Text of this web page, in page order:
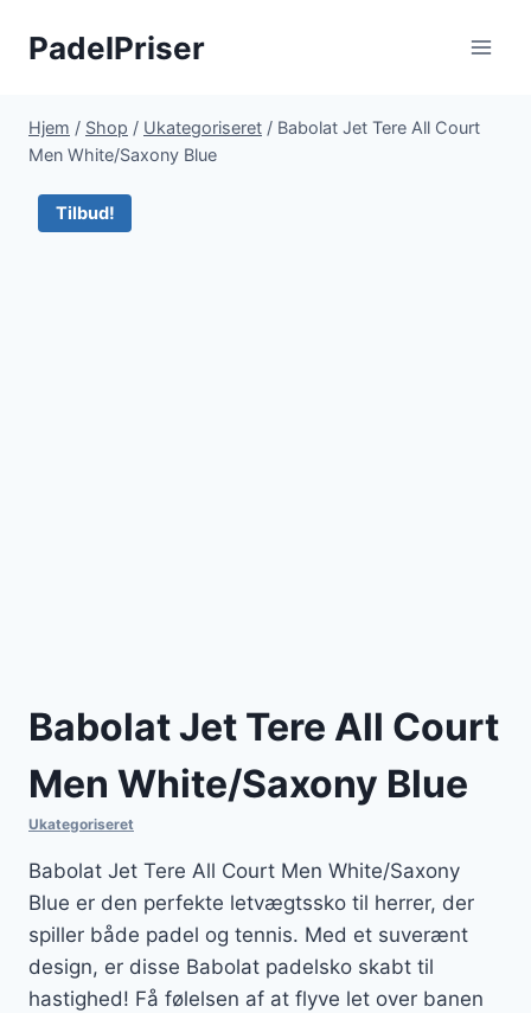
PadelPriser
Hjem / Shop / Ukategoriseret / Babolat Jet Tere All Court
Men White/Saxony Blue
Tilbud!
Babolat Jet Tere All Court
Men White/Saxony Blue
Ukategoriseret
Babolat Jet Tere All Court Men White/Saxony
Blue er den perfekte letvægtssko til herrer, der
spiller både padel og tennis. Med et suverænt
design, er disse Babolat padelsko skabt til
hastighed! Få følelsen af at flyve let over banen